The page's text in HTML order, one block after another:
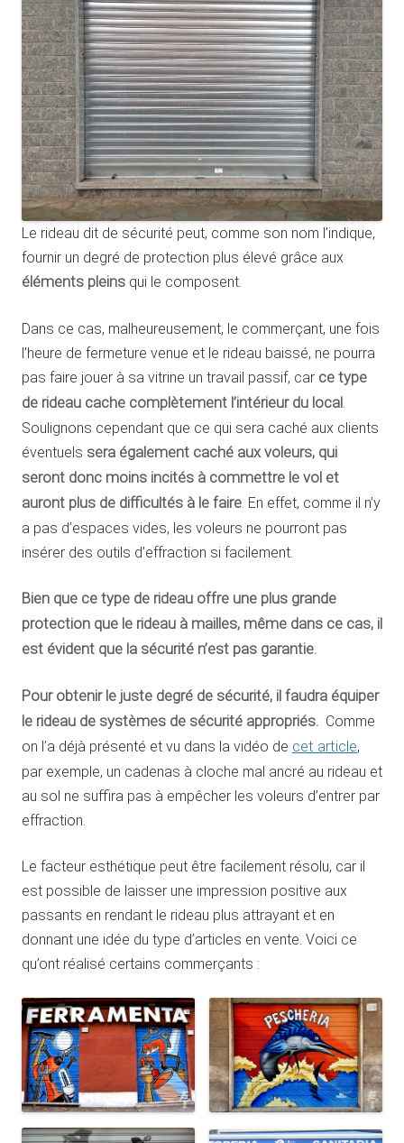
Le rideau dit de sécurité peut, comme son nom l’indique,
fournir un degré de protection plus élevé grâce aux
éléments pleins qui le composent.
Dans ce cas, malheureusement, le commerçant, une fois
l’heure de fermeture venue et le rideau baissé, ne pourra
pas faire jouer à sa vitrine un travail passif, car ce type
de rideau cache complètement l’intérieur du local
Soulignons cependant que ce qui sera caché aux clients
éventuels sera également caché aux voleurs, qui
seront donc moins incités à commettre le vol et
auront plus de difficultés à le faire . En effet, comme il n’y
a pas d’espaces vides, les voleurs ne pourront pas
insérer des outils d’effraction si facilement.
Bien que ce type de rideau offre une plus grande
protection que le rideau à mailles, même dans ce cas, il
est évident que la sécurité n’est pas garantie.
Pour obtenir le juste degré de sécurité, il faudra équiper
le rideau de systèmes de sécurité appropriés. Comme
on l’a déjà présenté et vu dans la vidéo de cet article,
par exemple, un cadenas à cloche mal ancré au rideau et
au sol ne suffira pas à empêcher les voleurs d’entrer par
effraction.
Le facteur esthétique peut être facilement résolu, car il
est possible de laisser une impression positive aux
passants en rendant le rideau plus attrayant et en
donnant une idée du type d’articles en vente. Voici ce
qu’ont réalisé certains commerçants :